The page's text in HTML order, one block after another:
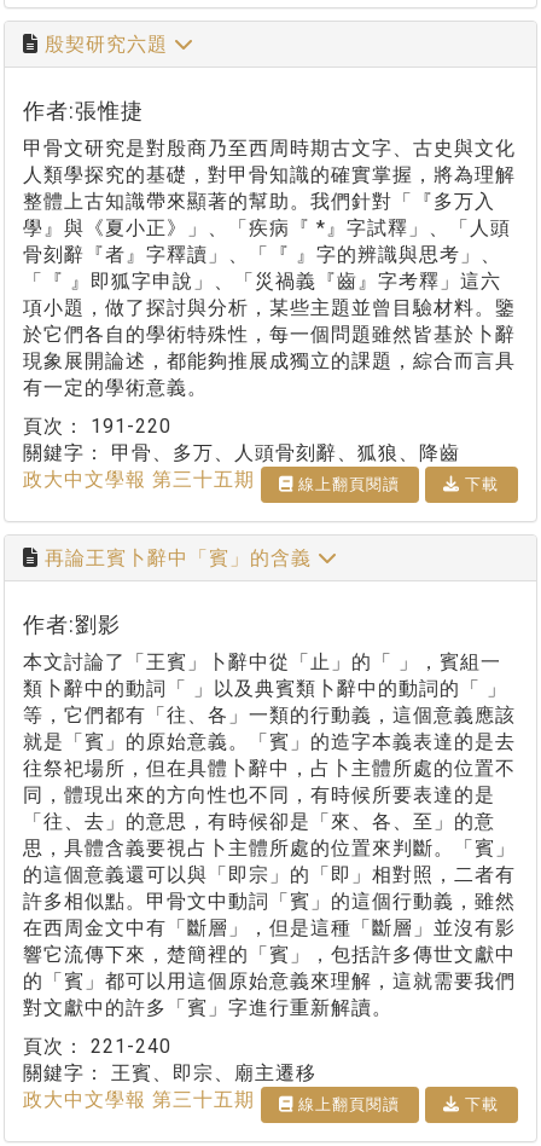
殷契研究六題
作者:張惟捷
甲骨文研究是對殷商乃至西周時期古文字、古史與文化
人類學探究的基礎，對甲骨知識的確實掌握，將為理解
整體上古知識帶來顯著的幫助。我們針對「『多万入
學』與《夏小正》」、「疾病『 *』字試釋」、「人頭
骨刻辭『者』字釋讀」、「『 』字的辨識與思考」、
「『 』即狐字申說」、「災禍義『齒』字考釋」這六
項小題，做了探討與分析，某些主題並曾目驗材料。鑒
於它們各自的學術特殊性，每一個問題雖然皆基於卜辭
現象展開論述，都能夠推展成獨立的課題，綜合而言具
有一定的學術意義。
頁次： 191-220
關鍵字： 甲骨、多万、人頭骨刻辭、狐狼、降齒
政大中文學報 第三十五期
線上翻⾴閱讀 下載
再論王賓卜辭中「賓」的含義
作者:劉影
本文討論了「王賓」卜辭中從「止」的「 」，賓組一
類卜辭中的動詞「 」以及典賓類卜辭中的動詞的「 」
等，它們都有「往、各」一類的行動義，這個意義應該
就是「賓」的原始意義。「賓」的造字本義表達的是去
往祭祀場所，但在具體卜辭中，占卜主體所處的位置不
同，體現出來的方向性也不同，有時候所要表達的是
「往、去」的意思，有時候卻是「來、各、至」的意
思，具體含義要視占卜主體所處的位置來判斷。「賓」
的這個意義還可以與「即宗」的「即」相對照，二者有
許多相似點。甲骨文中動詞「賓」的這個行動義，雖然
在西周金文中有「斷層」，但是這種「斷層」並沒有影
響它流傳下來，楚簡裡的「賓」，包括許多傳世文獻中
的「賓」都可以用這個原始意義來理解，這就需要我們
對文獻中的許多「賓」字進行重新解讀。
頁次： 221-240
關鍵字： 王賓、即宗、廟主遷移
政大中文學報 第三十五期
線上翻⾴閱讀 下載